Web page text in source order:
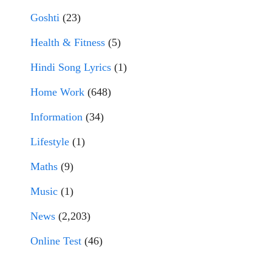
Goshti (23)
Health & Fitness (5)
Hindi Song Lyrics (1)
Home Work (648)
Information (34)
Lifestyle (1)
Maths (9)
Music (1)
News (2,203)
Online Test (46)